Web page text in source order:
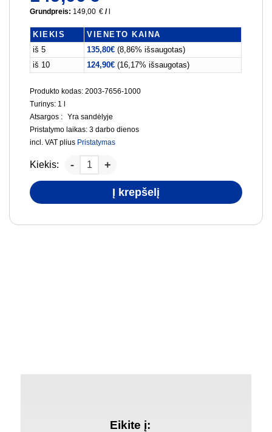
Grundpreis: 149,00 € /
KIEKIS
VIENETO KAINA
iš 5
135,80€ (8,86% išsaugotas)
iš 10
124,90€ (16,17% išsaugotas)
Produkto kodas: 2003-7656-1000
Turinys: 1
Atsargos :
Yra sandėlyje
Pristatymo laikas:3 darbo dienos
incl. VAT plius Pristatymas
Kiekis:
Į krepšelį
Eikite į: